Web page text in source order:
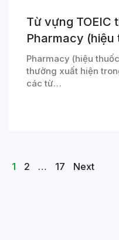
Từ vựng TOEIC
Pharmacy (hiệu
Pharmacy (hiệu
thường xuất hiện
các từ…
Posts
Page
1 Page
2 … Page
17 Next